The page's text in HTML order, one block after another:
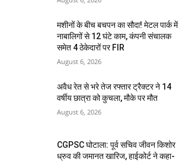
मशीनों के बीच बचपन का सौदा! मेटल पार्क में
नाबालिगों से 12 घंटे काम, कंपनी संचालक
समेत 4 ठेकेदारों पर FIR
August 6, 2026
अवैध रेत से भरे तेज रफ्तार ट्रैक्टर ने 14
वर्षीय छात्रा को कुचला, मौके पर मौत
August 6, 2026
CGPSC घोटाला: पूर्व सचिव जीवन किशोर
ध्रुव की जमानत खारिज, हाईकोर्ट ने कहा-